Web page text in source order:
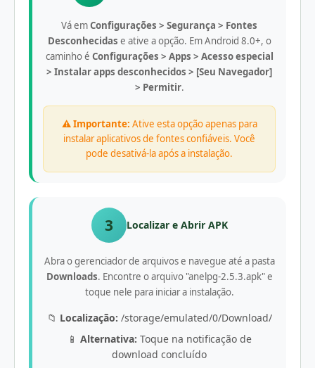
Vá emConfigurações > Segurança > Fontes
Desconhecidas e ative a opção. Em Android 8.0+, o
caminho é Configurações > Apps > Acesso especial
> Instalar apps desconhecidos > [Seu Navegador]
> Permitir.
⚠️ Importante: Ative esta opção apenas para
instalar aplicativos de fontes confiáveis. Você
pode desativá-la após a instalação.
3 Localizar e Abrir APK
Abra o gerenciador de arquivos e navegue até a pasta
Downloads. Encontre o arquivo "anelpg-2.5.3.apk" e
toque nele para iniciar a instalação.
📁 Localização: /storage/emulated/0/Download/
📱 Alternativa: Toque na notificação de
download concluído